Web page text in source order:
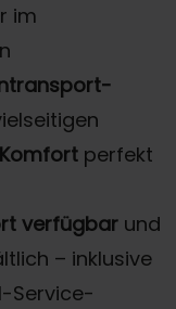
im
perfekt
verfügbar und
– inklusive
Service-